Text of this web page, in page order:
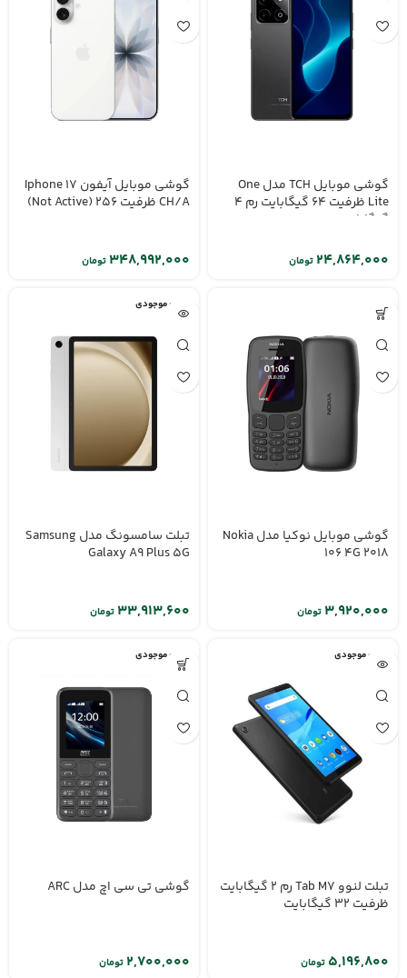
گوشی موبایل TCH مدل One
Lite ظرفیت 64 گیگابایت رم 4
گیگابایت
تومان
گوشی موبایل آیفون Iphone 17
CH/A ظرفیت 256 (Not Active)
تومان
گوشی موبایل نوکیا مدل Nokia
106 4G 2018
تومان
اتمام موجودی
تبلت سامسونگ مدل Samsung
Galaxy A9 Plus 5G
تومان
اتمام موجودی
تبلت لنوو Tab M7 رم 2 گیگابایت
ظرفیت 32 گیگابایت
تومان
اتمام موجودی
گوشی تی سی اچ مدل ARC
تومان